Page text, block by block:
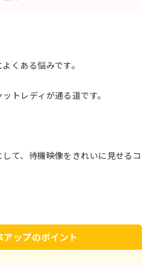
くある悩みです。
トレディが通る道です。
して、待機映像をきれいに見せるコ
アップのポイント